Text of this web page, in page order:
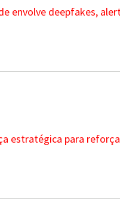
envolve deepfakes,
estratégica para